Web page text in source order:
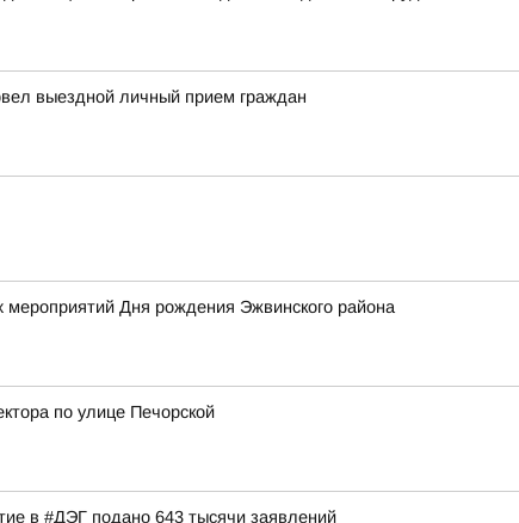
выездной личный прием граждан
Дня рождения Эжвинского района
по улице Печорской
в #ДЭГ подано 643 тысячи заявлений